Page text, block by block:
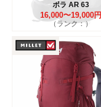
ボラ AR 63
16,000〜19,000円
（ランク：）